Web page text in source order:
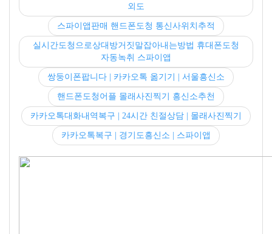
외도
스파이앱판매 핸드폰도청 통신사위치추적
실시간도청으로상대방거짓말잡아내는방법 휴대폰도청
자동녹취 스파이앱
쌍둥이폰팝니다 | 카카오톡 옮기기 | 서울흥신소
핸드폰도청어플 몰래사진찍기 흥신소추천
카카오톡대화내역복구 | 24시간 친절상담 | 몰래사진찍기
카카오톡복구 | 경기도흥신소 | 스파이앱